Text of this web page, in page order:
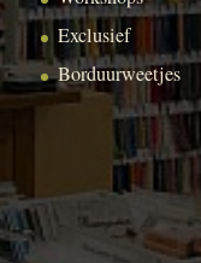
Exclusief
Borduurweetjes